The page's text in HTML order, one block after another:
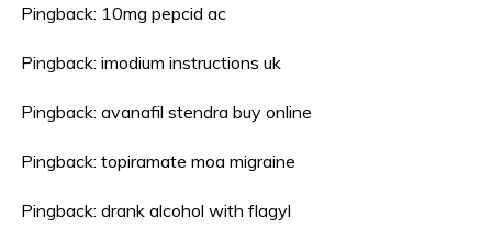
Pingback: 10mg pepcid ac
Pingback:imodium instructions uk
Pingback:avanafil stendra buy online
Pingback:topiramate moa migraine
Pingback:drank alcohol with flagyl